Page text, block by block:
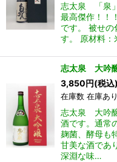
志太泉 「泉
最高傑作！！
です。 被せの
す。 原材料
志太泉 大
3,850円(税込)
在庫数 在庫あり
志太泉 大吟
酒です。通常
麹菌、酵母も
甘美な酒であ
深淵な味…